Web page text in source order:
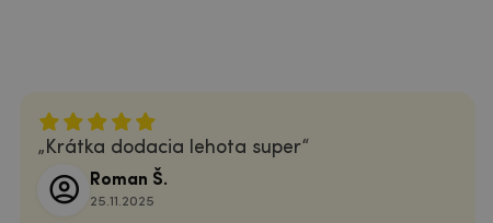
Krátka dodacia lehota super
Roman Š.
25.11.2025